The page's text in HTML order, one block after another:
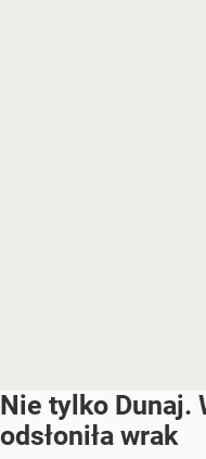
Nie tylko Dunaj.
odsłoniła wrak